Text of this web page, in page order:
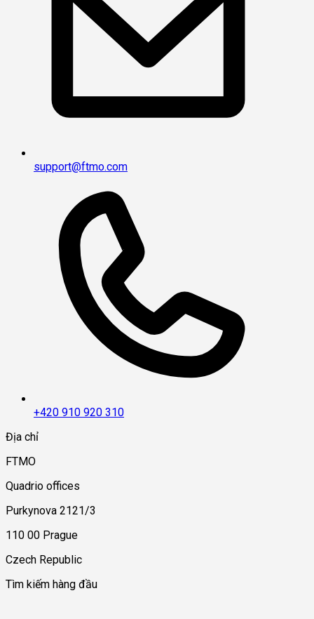
support@ftmo.com
+420 910 920 310
Địa chỉ
FTMO
Quadrio offices
Purkynova 2121/3
110 00 Prague
Czech Republic
Tìm kiếm hàng đầu